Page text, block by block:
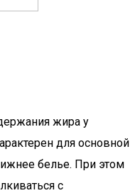
жира у
для основной
белье. При этом
с